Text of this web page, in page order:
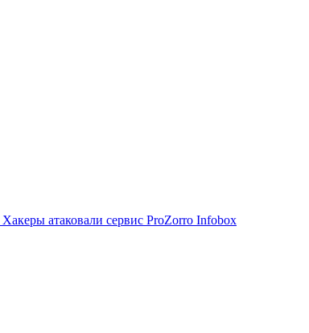
Хакеры атаковали сервис ProZorro Infobox